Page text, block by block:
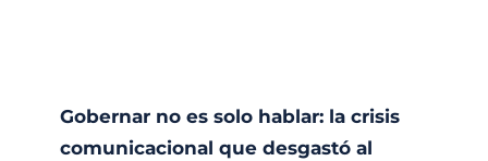
Gobernar no es solo hablar: la crisis
comunicacional que desgastó al